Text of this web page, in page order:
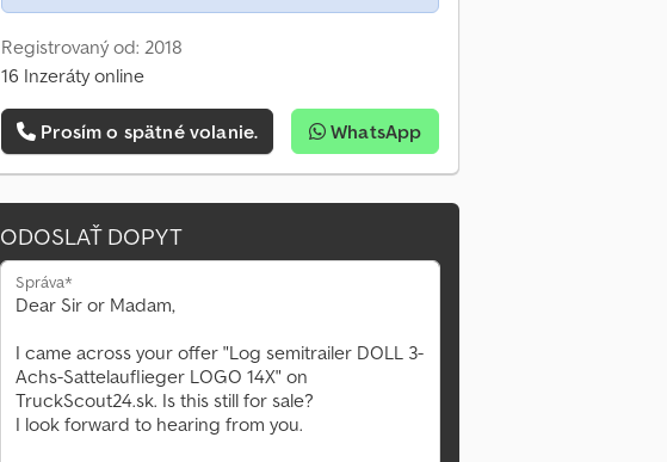
Registrovaný od: 2018
16 Inzeráty online
Prosím o spätné volanie. WhatsApp
ODOSLAŤ DOPYT
Správa*